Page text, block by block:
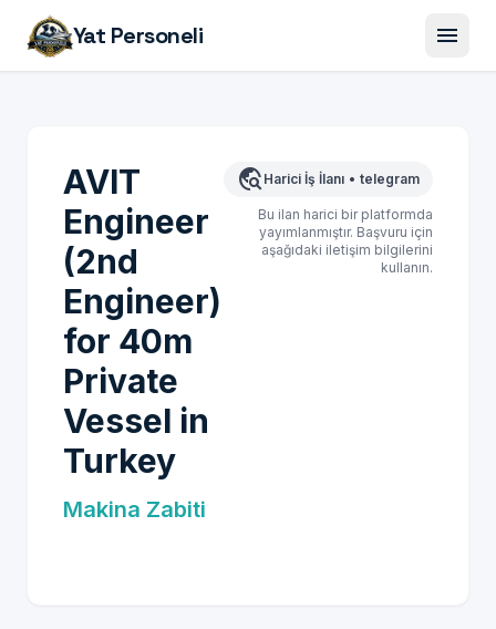
Yat Personeli menu
AVIT
Engineer
(2nd
Engineer)
for 40m
Private
Vessel in
Turkey
Makina Zabiti
travel_explore Harici İş İlanı • telegram
Bu ilan harici bir platformda
yayımlanmıştır. Başvuru için
aşağıdaki iletişim bilgilerini
kullanın.